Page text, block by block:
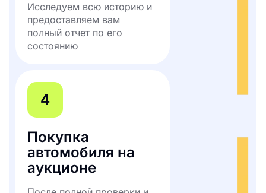
Исследуем всю историю и
предоставляем вам
полный отчет по его
состоянию
4
Покупка
автомобиля на
аукционе